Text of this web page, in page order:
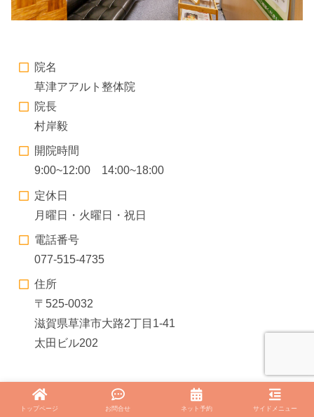
院名
草津アアルト整体院
院長
村岸毅
開院時間
9:00~12:00 14:00~18:00
定休日
月曜日・火曜日・祝日
電話番号
077-515-4735
住所
〒525-0032
滋賀県草津市大路2丁目1-41
太田ビル202
トップページ お問合せ ネット予約 サイドメニュー